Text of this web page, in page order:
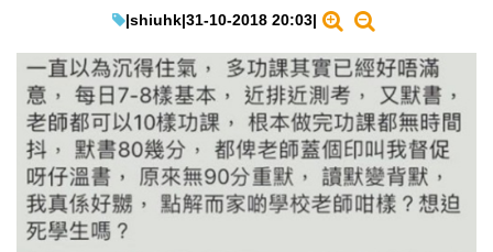
遊戲動漫
教學評測
EduTech
IT Times
生成式AI與雲端應用
|shiuhk|31-10-2018 20:03|